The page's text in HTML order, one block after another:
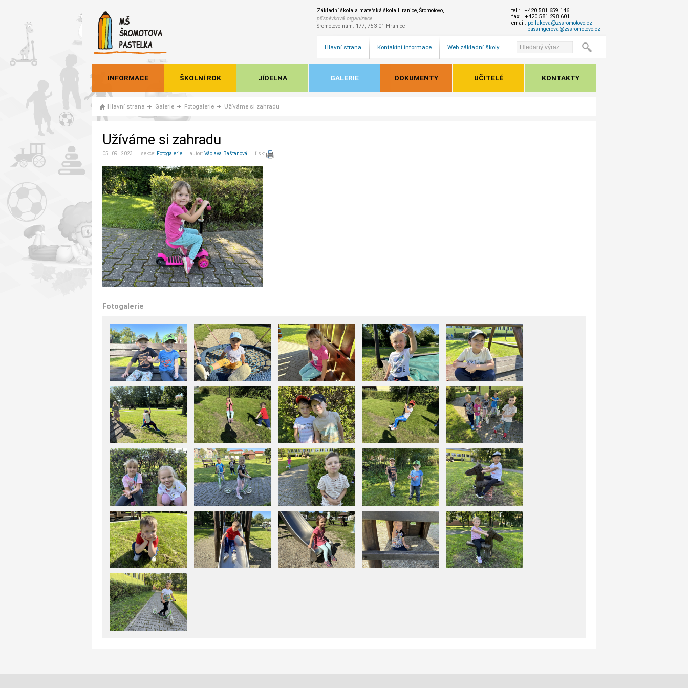
Základní škola a mateřská škola Hranice, Šromotovo,
příspěvková organizace
Šromotovo nám. 177, 753 01 Hranice
tel.: +420 581 659 146
fax: +420 581 298 601
email: pollakova@zssromotovo.cz
passingerova@zssromotovo.cz
Hlavní strana Kontaktní informace Web základní školy
INFORMACE ŠKOLNÍ ROK JÍDELNA GALERIE DOKUMENTY UČITELÉ KONTAKTY
Hlavní strana Galerie Fotogalerie Užíváme si zahradu
Užíváme si zahradu
05. 09. 2023 sekce: Fotogalerie autor: Václava Baštanová tisk:
Fotogalerie